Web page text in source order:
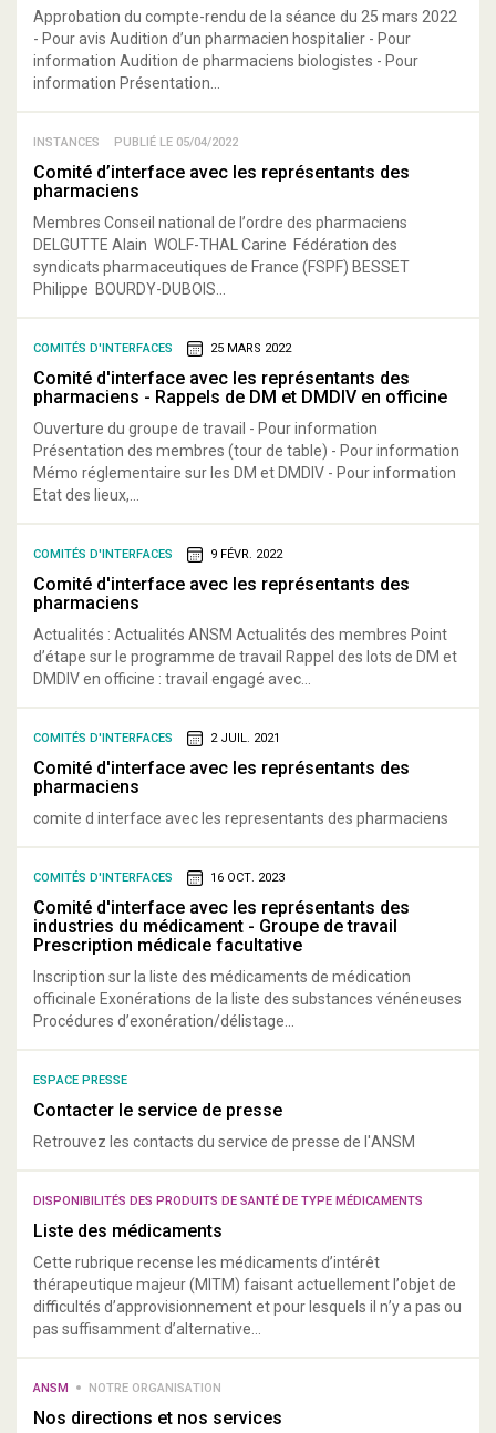
Approbation du compte-rendu de la séance du 25 mars 2022
- Pour avis Audition d’un pharmacien hospitalier - Pour
information Audition de pharmaciens biologistes - Pour
information Présentation...
INSTANCES PUBLIÉ LE 05/04/2022
Comité d’interface avec les représentants des
pharmaciens
Membres Conseil national de l’ordre des pharmaciens
DELGUTTE Alain WOLF-THAL Carine Fédération des
syndicats pharmaceutiques de France (FSPF) BESSET
Philippe BOURDY-DUBOIS...
COMITÉS D'INTERFACES 25 MARS 2022
Comité d'interface avec les représentants des
pharmaciens - Rappels de DM et DMDIV en officine
Ouverture du groupe de travail - Pour information
Présentation des membres (tour de table) - Pour information
Mémo réglementaire sur les DM et DMDIV - Pour information
Etat des lieux,...
COMITÉS D'INTERFACES 9 FÉVR. 2022
Comité d'interface avec les représentants des
pharmaciens
Actualités : Actualités ANSM Actualités des membres Point
d’étape sur le programme de travail Rappel des lots de DM et
DMDIV en officine : travail engagé avec...
COMITÉS D'INTERFACES 2 JUIL. 2021
Comité d'interface avec les représentants des
pharmaciens
comite d interface avec les representants des pharmaciens
COMITÉS D'INTERFACES 16 OCT. 2023
Comité d'interface avec les représentants des
industries du médicament - Groupe de travail
Prescription médicale facultative
Inscription sur la liste des médicaments de médication
officinale Exonérations de la liste des substances vénéneuses
Procédures d’exonération/délistage...
ESPACE PRESSE
Contacter le service de presse
Retrouvez les contacts du service de presse de l'ANSM
DISPONIBILITÉS DES PRODUITS DE SANTÉ DE TYPE MÉDICAMENTS
Liste des médicaments
Cette rubrique recense les médicaments d’intérêt
thérapeutique majeur (MITM) faisant actuellement l’objet de
difficultés d’approvisionnement et pour lesquels il n’y a pas ou
pas suffisamment d’alternative...
ANSM NOTRE ORGANISATION
Nos directions et nos services